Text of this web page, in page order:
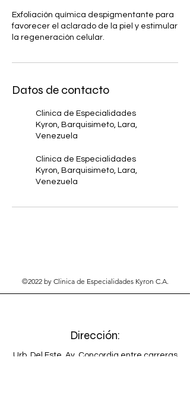
Exfoliación química despigmentante para
favorecer el aclarado de la piel y estimular
la regeneración celular.
Datos de contacto
Clinica de Especialidades
Kyron, Barquisimeto, Lara,
Venezuela
Clinica de Especialidades
Kyron, Barquisimeto, Lara,
Venezuela
©2022 by Clinica de Especialidades Kyron C.A.
Dirección:
Urb. Del Este, Av. Concordia entre carreras